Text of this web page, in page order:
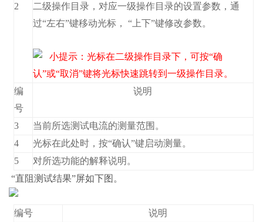
2
二级操作目录，对应一级操作目录的设置参数，通
过“左右”键移动光标， “上下”键修改参数。
小提示：光标在二级操作目录下，可按“确
认”或“取消”键将光标快速跳转到一级操作目录。
编
号
说明
3
当前所选测试电流的测量范围。
4
光标在此处时，按“确认”键启动测量。
5
对所选功能的解释说明。
“直阻测试结果”屏如下图。
编号
说明